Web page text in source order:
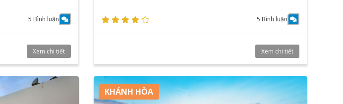
5 Bình luận
Xem chi tiết
5 Bình luận
Xem chi tiết
KHÁNH HÒA